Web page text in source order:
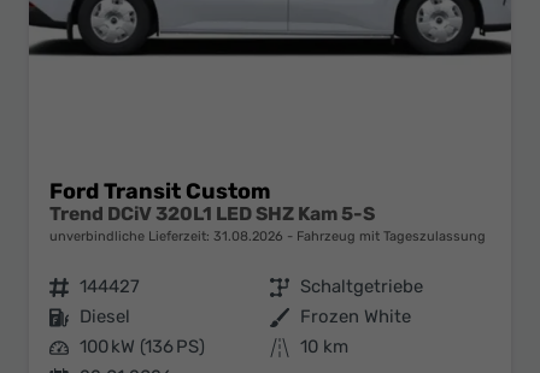
Ford Transit Custom
Trend DCiV 320L1 LED SHZ Kam 5-S
unverbindliche Lieferzeit: 31.08.2026 Fahrzeug mit Tageszulassung
Fahrzeugnr. 144427 Getriebe Schaltgetriebe
Kraftstoff Diesel Außenfarbe Frozen White
Leistung 100 kW (136 PS) Kilometerstand 10 km